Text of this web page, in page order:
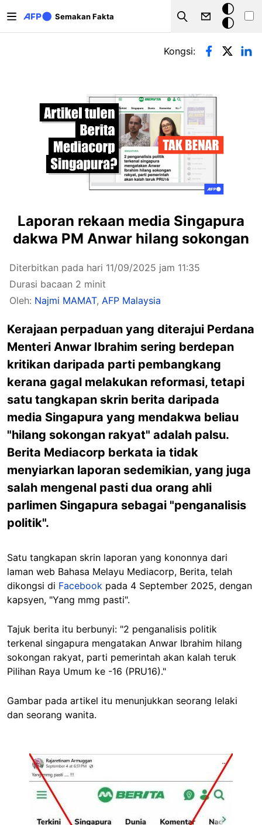
Semakan Fakta
Search
Mod
gelap
Tab-tab utama
Kongsi:
Laporan rekaan media Singapura
dakwa PM Anwar hilang sokongan
Diterbitkan pada hari 11/09/2025 jam 11:35
Durasi bacaan 2 minit
Oleh: Najmi MAMAT, AFP Malaysia
Kerajaan perpaduan yang diterajui Perdana
Menteri Anwar Ibrahim sering berdepan
kritikan daripada parti pembangkang
kerana gagal melakukan reformasi, tetapi
satu tangkapan skrin berita daripada
media Singapura yang mendakwa beliau
"hilang sokongan rakyat" adalah palsu.
Berita Mediacorp berkata ia tidak
menyiarkan laporan sedemikian, yang juga
salah mengenal pasti dua orang ahli
parlimen Singapura sebagai "penganalisis
politik".
Satu tangkapan skrin laporan yang kononnya dari
laman web Bahasa Melayu Mediacorp, Berita, telah
dikongsi di Facebook pada 4 September 2025, dengan
kapsyen, "Yang mmg pasti".
Tajuk berita itu berbunyi: "2 penganalisis politik
terkenal singapura mengatakan Anwar Ibrahim hilang
sokongan rakyat, parti pemerintah akan kalah teruk
Pilihan Raya Umum ke -16 (PRU16)."
Gambar pada artikel itu menunjukkan seorang lelaki
dan seorang wanita.
Image